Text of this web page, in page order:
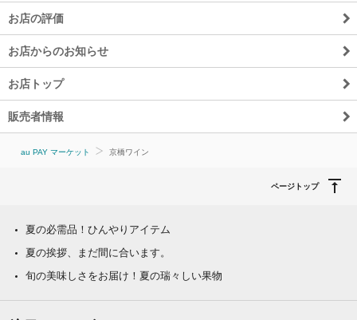
お店の評価
お店からのお知らせ
お店トップ
販売者情報
au PAY マーケット 京橋ワイン
ページトップ
夏の必需品！ひんやりアイテム
夏の挨拶、まだ間に合います。
旬の美味しさをお届け！夏の瑞々しい果物